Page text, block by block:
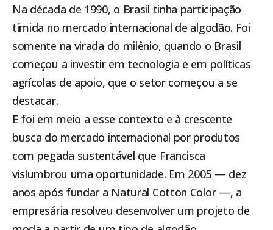
Na década de 1990, o Brasil tinha participação
tímida no mercado internacional de algodão. Foi
somente na virada do milênio, quando o Brasil
começou a investir em tecnologia e em políticas
agrícolas de apoio, que o setor começou a se
destacar.
E foi em meio a esse contexto e à crescente
busca do mercado internacional por produtos
com pegada sustentável que Francisca
vislumbrou uma oportunidade. Em 2005 — dez
anos após fundar a Natural Cotton Color —, a
empresária resolveu desenvolver um projeto de